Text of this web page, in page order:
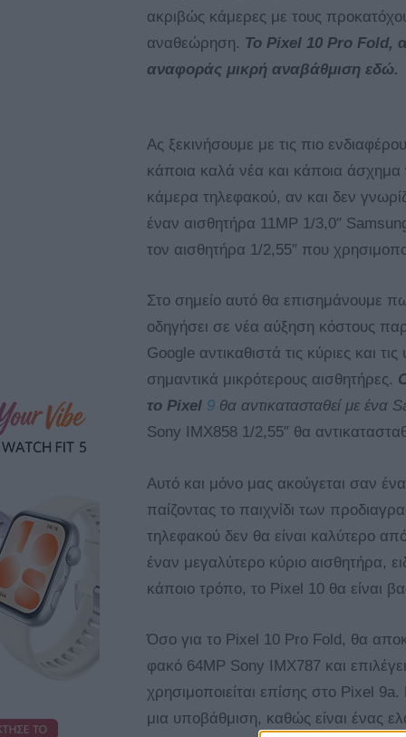
ακριβώς κάμερες με τους
αναθεώρηση. Το Pixel 10 Pro Fold,
αναφοράς μικρή αναβάθμιση εδώ.
Ας ξεκινήσουμε με τις πιο
κάποια καλά νέα και κάποια άσχημα
κάμερα τηλεφακού, αν και δεν
έναν αισθητήρα 11MP 1/3,0″
τον αισθητήρα 1/2,55″ που
Στο σημείο αυτό θα επισημάνουμε
οδηγήσει σε νέα αύξηση κόστους
Google αντικαθιστά τις κύριες και
σημαντικά μικρότερους αισθητήρες.
το Pixel 9 θα αντικατασταθεί με ένα
Sony IMX858 1/2,55″ θα
Αυτό και μόνο μας ακούγεται σαν
παίζοντας το παιχνίδι των
τηλεφακού δεν θα είναι καλύτερο
έναν μεγαλύτερο κύριο αισθητήρα,
κάποιο τρόπο, το Pixel 10 θα είναι
Όσο για το Pixel 10 Pro Fold, θα
φακό 64MP Sony IMX787 και
χρησιμοποιείται επίσης στο Pixel
μια υποβάθμιση, καθώς είναι ένας